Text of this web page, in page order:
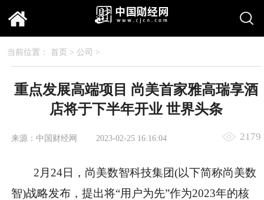
当前位置： 首页 > 公司 >
重点发展高端项目 尚美首家雅高瑞享酒
店将于下半年开业 世界头条
来源：中国财经网 2023-02-25 16:16:04 2179
2月24日，尚美数智科技集团(以下简称尚美数
智)战略发布，提出将“用户为先”作为2023年的核